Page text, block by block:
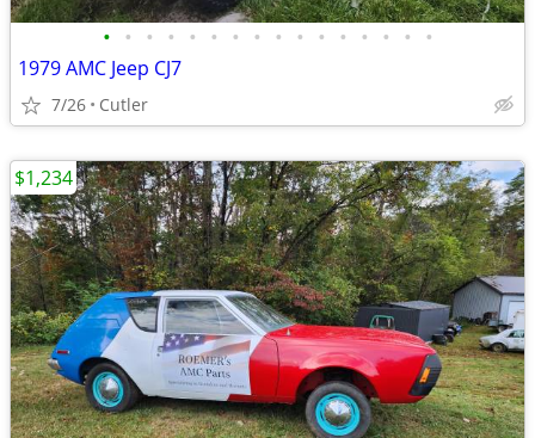
• • • • • • • • • • • • • • • •
1979 AMC Jeep CJ7
7/26 Cutler
$1,234